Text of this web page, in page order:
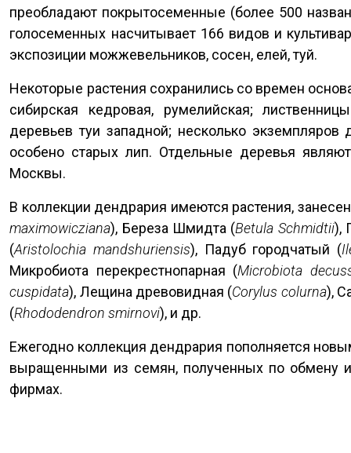
преобладают покрытосеменные (более 500
голосеменных насчитывает 166 видов и
экспозиции можжевельников, сосен, елей, туй.
Некоторые растения сохранились со времен
сибирская кедровая, румелийская;
деревьев туи западной; несколько
особено старых лип. Отдельные деревья
Москвы.
В коллекции дендрария имеются растения,
maximowicziana), Береза Шмидта (Betula Schmidtii),
(Aristolochia mandshuriensis), Падуб городчатый (
Микробиота перекрестнопарная (Microbiota
cuspidata), Лещина древовидная (Corylus colurna),
(Rhododendron smirnovi), и др.
Ежегодно коллекция дендрария пополняется
выращенными из семян, полученных по обмену
фирмах.